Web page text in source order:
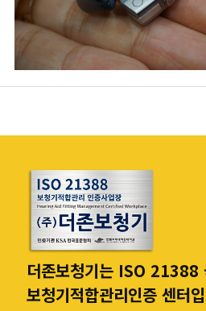
더존보청기는 ISO 21388
보청기적합관리인증 센터